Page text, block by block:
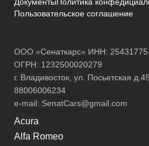
ДокументыПолитика
Пользовательское соглашение
ООО «Сенаткарс» ИНН:
ОГРН: 1232500020279
г. Владивосток, ул. Посьетская
88006006234
e-mail: SenatCars@gmail.com
Acura
Alfa Romeo